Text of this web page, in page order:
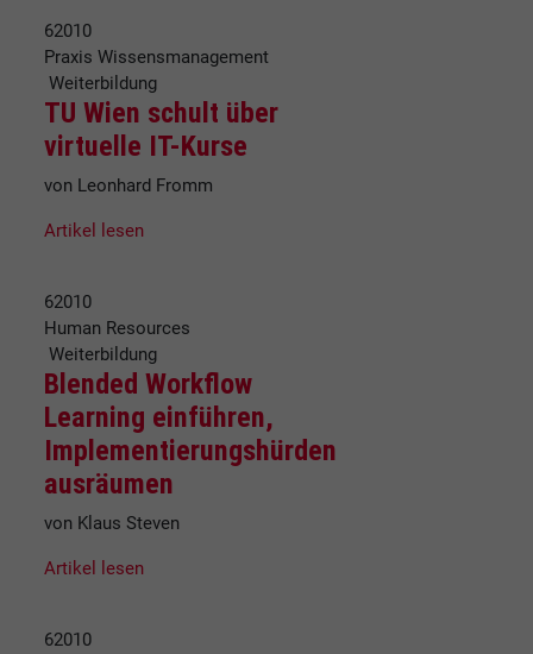
62010
Praxis Wissensmanagement
Weiterbildung
TU Wien schult über
virtuelle IT-Kurse
von Leonhard Fromm
Artikel lesen
62010
Human Resources
Weiterbildung
Blended Workflow
Learning einführen,
Implementierungshürden
ausräumen
von Klaus Steven
Artikel lesen
62010